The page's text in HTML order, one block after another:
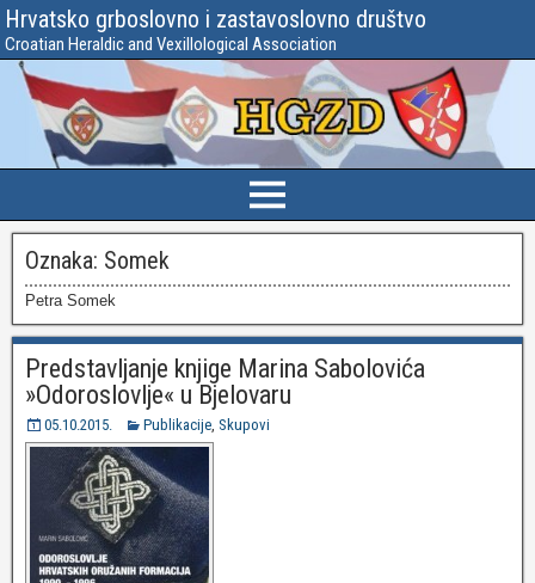
Hrvatsko grboslovno i zastavoslovno društvo
Croatian Heraldic and Vexillological Association
Oznaka: Somek
Petra Somek
Predstavljanje knjige Marina Sabolovića
»Odoroslovlje« u Bjelovaru
05.10.2015. Publikacije, Skupovi